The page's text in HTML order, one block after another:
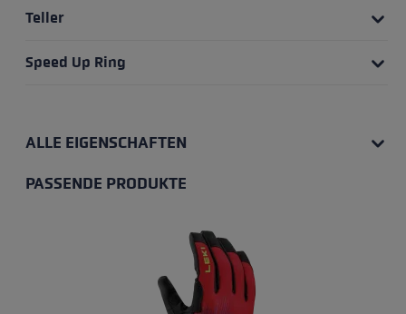
Teller
Speed Up Ring
ALLE EIGENSCHAFTEN
PASSENDE PRODUKTE